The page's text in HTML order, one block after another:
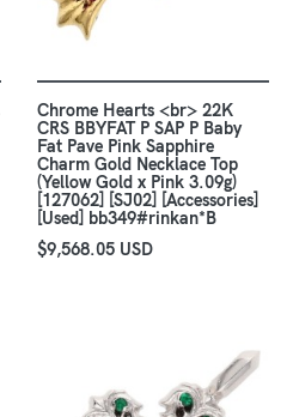
Chrome Hearts <br> 22K
CRS BBYFAT P SAP P Baby
Fat Pave Pink Sapphire
Charm Gold Necklace Top
(Yellow Gold x Pink 3.09g)
[127062] [SJ02] [Accessories]
[Used] bb349#rinkan*B
$9,568.05 USD